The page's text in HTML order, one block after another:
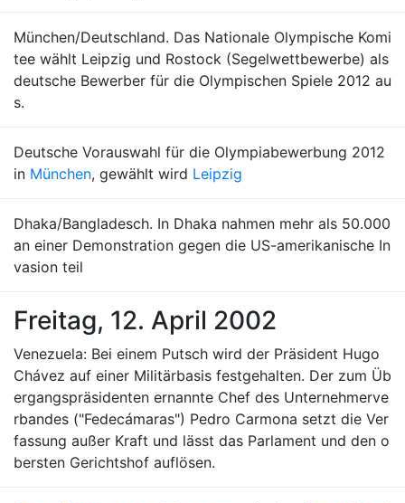
München/Deutschland. Das Nationale Olympische Komi
tee wählt Leipzig und Rostock (Segelwettbewerbe) als
deutsche Bewerber für die Olympischen Spiele 2012 au
s.
Deutsche Vorauswahl für die Olympiabewerbung 2012
in München, gewählt wird Leipzig
Dhaka/Bangladesch. In Dhaka nahmen mehr als 50.000
an einer Demonstration gegen die US-amerikanische In
vasion teil
Freitag, 12. April 2002
Venezuela: Bei einem Putsch wird der Präsident Hugo
Chávez auf einer Militärbasis festgehalten. Der zum Üb
ergangspräsidenten ernannte Chef des Unternehmerve
rbandes ("Fedecámaras") Pedro Carmona setzt die Ver
fassung außer Kraft und lässt das Parlament und den o
bersten Gerichtshof auflösen.